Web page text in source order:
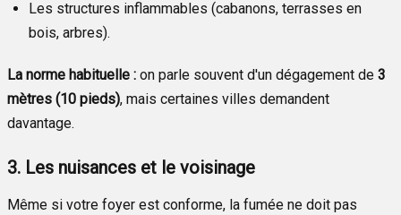
Les structures inflammables (cabanons, terrasses en
bois, arbres).
La norme habituelle : on parle souvent d'un dégagement de 3
mètres (10 pieds), mais certaines villes demandent
davantage.
3. Les nuisances et le voisinage
Même si votre foyer est conforme, la fumée ne doit pas